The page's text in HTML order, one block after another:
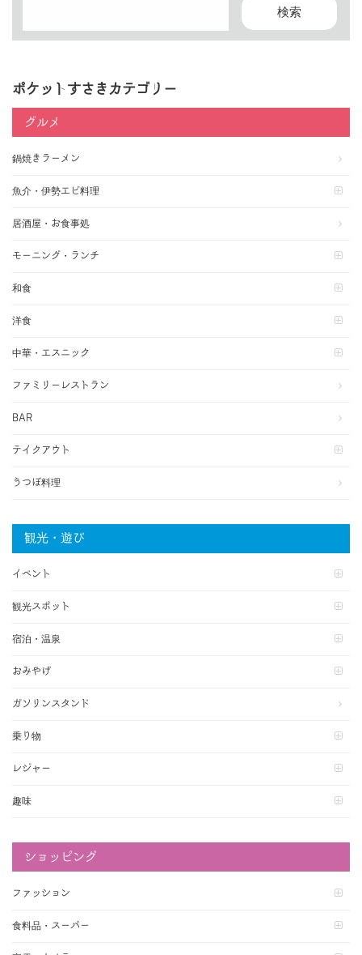
ポケットすさきカテゴリー
グルメ
鍋焼きラーメン
魚介・伊勢エビ料理
居酒屋・お食事処
モーニング・ランチ
和食
洋食
中華・エスニック
ファミリーレストラン
BAR
テイクアウト
うつぼ料理
観光・遊び
イベント
観光スポット
宿泊・温泉
おみやげ
ガソリンスタンド
乗り物
レジャー
趣味
ショッピング
ファッション
食料品・スーパー